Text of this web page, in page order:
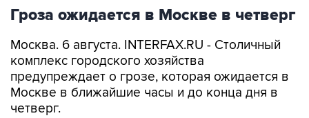
Гроза ожидается в Москве в четверг
Москва. 6 августа. INTERFAX.RU - Столичный
комплекс городского хозяйства
предупреждает о грозе, которая ожидается в
Москве в ближайшие часы и до конца дня в
четверг.